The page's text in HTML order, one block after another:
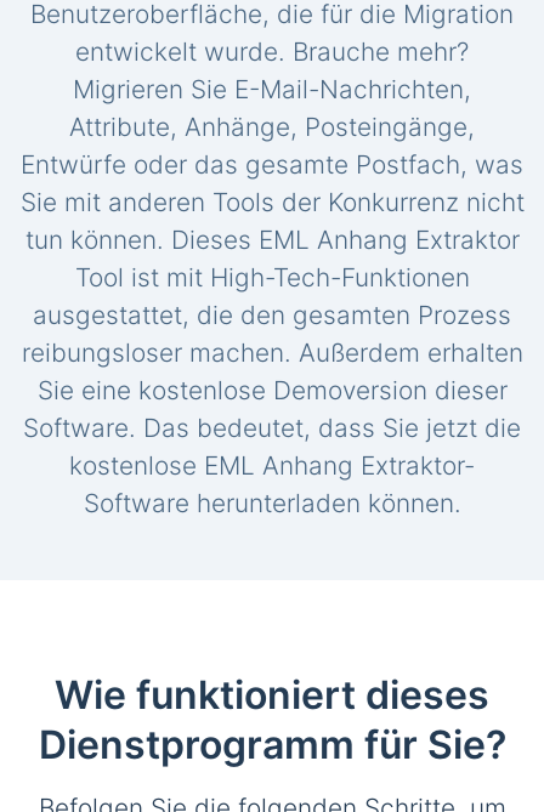
Benutzeroberfläche, die für die Migration
entwickelt wurde. Brauche mehr?
Migrieren Sie E-Mail-Nachrichten,
Attribute, Anhänge, Posteingänge,
Entwürfe oder das gesamte Postfach, was
Sie mit anderen Tools der Konkurrenz nicht
tun können. Dieses EML Anhang Extraktor
Tool ist mit High-Tech-Funktionen
ausgestattet, die den gesamten Prozess
reibungsloser machen. Außerdem erhalten
Sie eine kostenlose Demoversion dieser
Software. Das bedeutet, dass Sie jetzt die
kostenlose EML Anhang Extraktor-
Software herunterladen können.
Wie funktioniert dieses
Dienstprogramm für Sie?